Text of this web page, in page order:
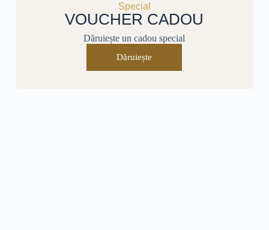
Special
VOUCHER CADOU
Dăruiește un cadou special
Dăruiește